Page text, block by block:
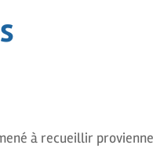
à recueillir